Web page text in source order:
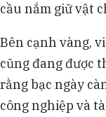
cầu nắm giữ vật
Bên cạnh vàng,
cũng đang được
rằng bạc ngày
công nghiệp và